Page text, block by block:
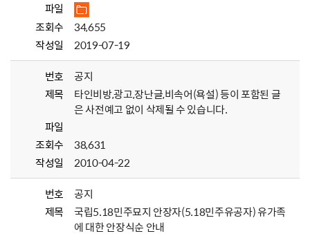
파일
조회수
34,655
작성일
2019-07-19
번호
공지
제목
타인비방,광고,장난글,비속어(욕설) 등이 포함된 글
은 사전예고 없이 삭제될 수 있습니다.
파일
조회수
38,631
작성일
2010-04-22
번호
공지
제목
국립5.18민주묘지 안장자(5.18민주유공자) 유가족
에 대한 안장식순 안내